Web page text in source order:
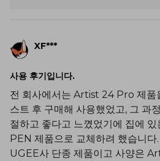
XF***
사용 후기입니다.
전 회사에서는 Artist 24 Pro 제품
스트 후 구매해 사용했었고, 그 과
절하고 좋다고 느꼈었기에 집에
PEN 제품으로 교체하려 했습니다
UGEE사 단종 제품이고 사양은